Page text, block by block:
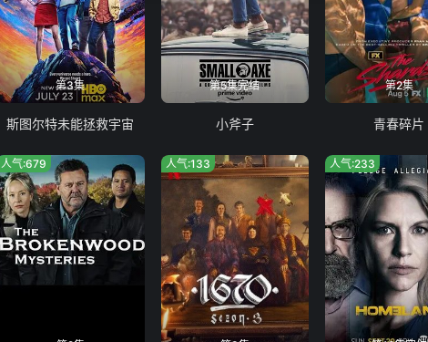
第3集
斯图尔特未能拯救宇宙
第5集完结
小斧子
第2集
青春碎片
人气:679 人气:133 人气:233